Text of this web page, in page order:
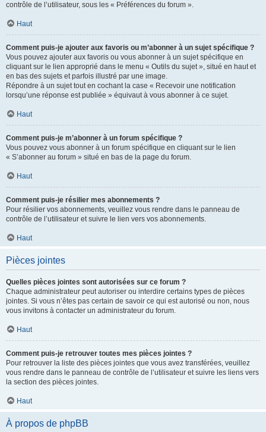
contrôle de l’utilisateur, sous les « Préférences du forum ».
Haut
Comment puis-je ajouter aux favoris ou m’abonner à un sujet spécifique ?
Vous pouvez ajouter aux favoris ou vous abonner à un sujet spécifique en
cliquant sur le lien approprié dans le menu « Outils du sujet », situé en haut et
en bas des sujets et parfois illustré par une image.
Répondre à un sujet tout en cochant la case « Recevoir une notification
lorsqu’une réponse est publiée » équivaut à vous abonner à ce sujet.
Haut
Comment puis-je m’abonner à un forum spécifique ?
Vous pouvez vous abonner à un forum spécifique en cliquant sur le lien
« S’abonner au forum » situé en bas de la page du forum.
Haut
Comment puis-je résilier mes abonnements ?
Pour résilier vos abonnements, veuillez vous rendre dans le panneau de
contrôle de l’utilisateur et suivre le lien vers vos abonnements.
Haut
Pièces jointes
Quelles pièces jointes sont autorisées sur ce forum ?
Chaque administrateur peut autoriser ou interdire certains types de pièces
jointes. Si vous n’êtes pas certain de savoir ce qui est autorisé ou non, nous
vous invitons à contacter un administrateur du forum.
Haut
Comment puis-je retrouver toutes mes pièces jointes ?
Pour retrouver la liste des pièces jointes que vous avez transférées, veuillez
vous rendre dans le panneau de contrôle de l’utilisateur et suivre les liens vers
la section des pièces jointes.
Haut
À propos de phpBB